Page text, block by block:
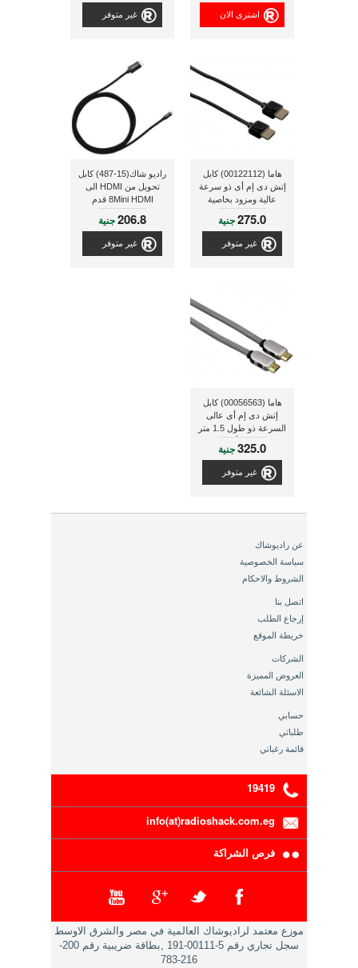
اشترى الان غير متوفر
هاما (00122112) كابل
إتش دى إم أى ذو سرعة
عالية ومزود بخاصية
توصيل الإنترنت ذو طول
1.5 متر
275.0جنية
غير متوفر
راديو شاك(15-487) كابل
تحويل من HDMI الى
8Mini HDMI قدم
206.8جنية
غير متوفر
هاما (00056563) كابل
إتش دى إم أى عالى
السرعة ذو طول 1.5 متر
ذو لون أسود
325.0جنية
غير متوفر
عن راديوشاك
سياسة الخصوصية
الشروط والاحكام
اتصل بنا
إرجاع الطلب
خريطة الموقع
الشركات
العروض المميزة
الاسئلة الشائعة
حسابي
طلباتي
قائمة رغباتي
19419
info(at)radioshack.com.eg
فرص الشراكة
موزع معتمد لراديوشاك العالمية في مصر والشرق الاوسط
سجل تجاري رقم 5-00111-191 ,بطاقة ضريبية رقم 200-
216-783